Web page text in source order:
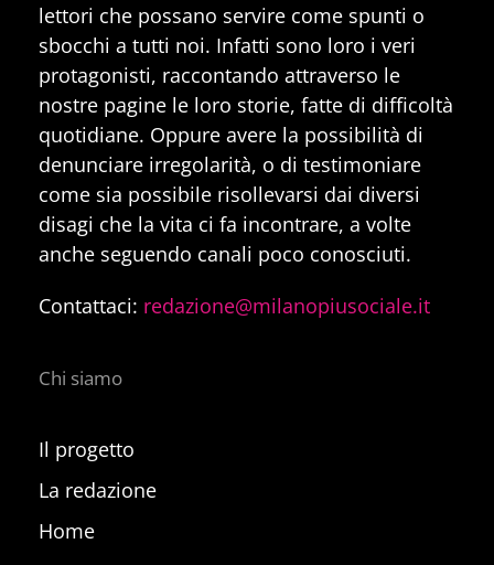
lettori che possano servire come spunti o
sbocchi a tutti noi. Infatti sono loro i veri
protagonisti, raccontando attraverso le
nostre pagine le loro storie, fatte di difficoltà
quotidiane. Oppure avere la possibilità di
denunciare irregolarità, o di testimoniare
come sia possibile risollevarsi dai diversi
disagi che la vita ci fa incontrare, a volte
anche seguendo canali poco conosciuti.
Contattaci: redazione@milanopiusociale.it
Chi siamo
Il progetto
La redazione
Home